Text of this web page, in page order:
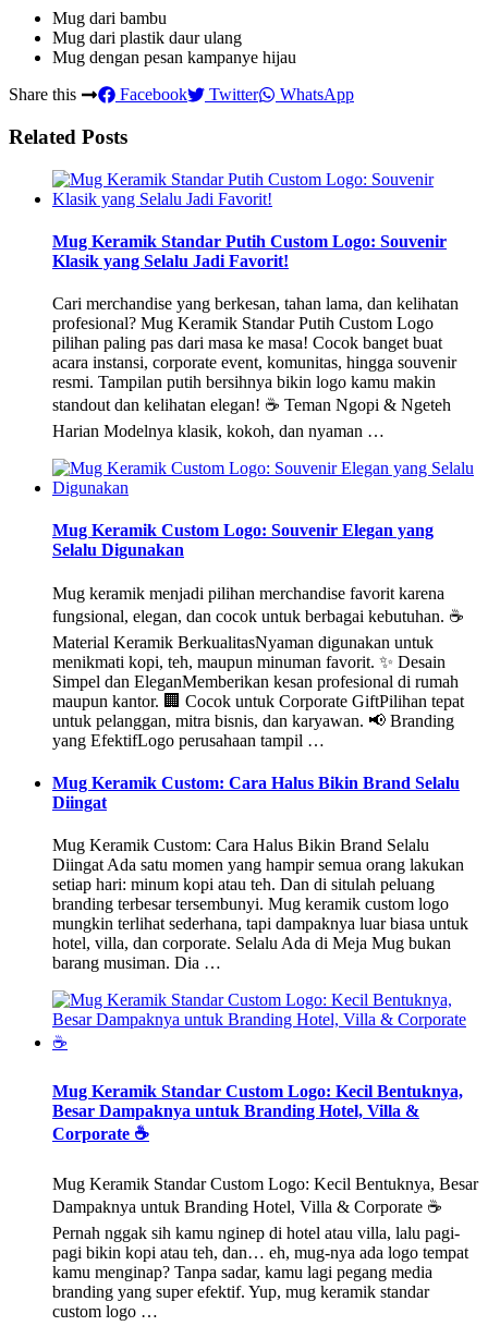
Mug dari bambu
Mug dari plastik daur ulang
Mug dengan pesan kampanye hijau
Share this
Facebook Twitter WhatsApp
Related Posts
Mug Keramik Standar Putih Custom Logo: Souvenir
Klasik yang Selalu Jadi Favorit!
Cari merchandise yang berkesan, tahan lama, dan kelihatan
profesional? Mug Keramik Standar Putih Custom Logo
pilihan paling pas dari masa ke masa! Cocok banget buat
acara instansi, corporate event, komunitas, hingga souvenir
resmi. Tampilan putih bersihnya bikin logo kamu makin
standout dan kelihatan elegan! ☕ Teman Ngopi & Ngeteh
Harian Modelnya klasik, kokoh, dan nyaman …
Mug Keramik Custom Logo: Souvenir Elegan yang
Selalu Digunakan
Mug keramik menjadi pilihan merchandise favorit karena
fungsional, elegan, dan cocok untuk berbagai kebutuhan. ☕
Material Keramik BerkualitasNyaman digunakan untuk
menikmati kopi, teh, maupun minuman favorit. ✨ Desain
Simpel dan EleganMemberikan kesan profesional di rumah
maupun kantor. 🏢 Cocok untuk Corporate GiftPilihan tepat
untuk pelanggan, mitra bisnis, dan karyawan. 📢 Branding
yang EfektifLogo perusahaan tampil …
Mug Keramik Custom: Cara Halus Bikin Brand Selalu
Diingat
Mug Keramik Custom: Cara Halus Bikin Brand Selalu
Diingat Ada satu momen yang hampir semua orang lakukan
setiap hari: minum kopi atau teh. Dan di situlah peluang
branding terbesar tersembunyi. Mug keramik custom logo
mungkin terlihat sederhana, tapi dampaknya luar biasa untuk
hotel, villa, dan corporate. Selalu Ada di Meja Mug bukan
barang musiman. Dia …
Mug Keramik Standar Custom Logo: Kecil Bentuknya,
Besar Dampaknya untuk Branding Hotel, Villa &
Corporate ☕
Mug Keramik Standar Custom Logo: Kecil Bentuknya, Besar
Dampaknya untuk Branding Hotel, Villa & Corporate ☕
Pernah nggak sih kamu nginep di hotel atau villa, lalu pagi-
pagi bikin kopi atau teh, dan… eh, mug-nya ada logo tempat
kamu menginap? Tanpa sadar, kamu lagi pegang media
branding yang super efektif. Yup, mug keramik standar
custom logo …